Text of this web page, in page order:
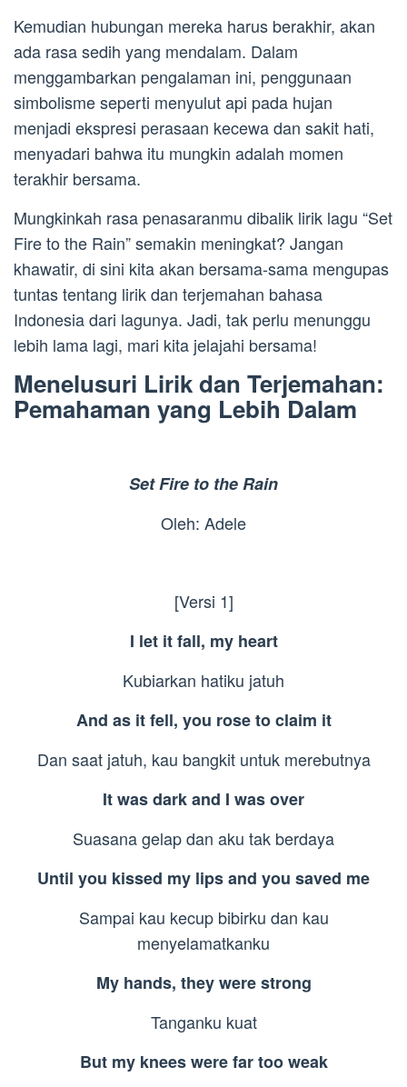
Kemudian hubungan mereka harus berakhir, akan
ada rasa sedih yang mendalam. Dalam
menggambarkan pengalaman ini, penggunaan
simbolisme seperti menyulut api pada hujan
menjadi ekspresi perasaan kecewa dan sakit hati,
menyadari bahwa itu mungkin adalah momen
terakhir bersama.
Mungkinkah rasa penasaranmu dibalik lirik lagu “Set
Fire to the Rain” semakin meningkat? Jangan
khawatir, di sini kita akan bersama-sama mengupas
tuntas tentang lirik dan terjemahan bahasa
Indonesia dari lagunya. Jadi, tak perlu menunggu
lebih lama lagi, mari kita jelajahi bersama!
Menelusuri Lirik dan Terjemahan:
Pemahaman yang Lebih Dalam
Set Fire to the Rain
Oleh: Adele
[Versi 1]
I let it fall, my heart
Kubiarkan hatiku jatuh
And as it fell, you rose to claim it
Dan saat jatuh, kau bangkit untuk merebutnya
It was dark and I was over
Suasana gelap dan aku tak berdaya
Until you kissed my lips and you saved me
Sampai kau kecup bibirku dan kau
menyelamatkanku
My hands, they were strong
Tanganku kuat
But my knees were far too weak